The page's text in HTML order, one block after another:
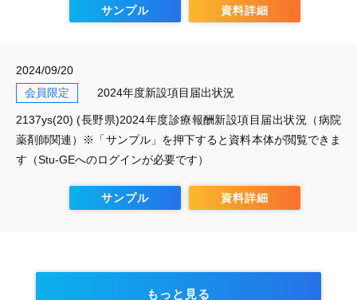
サンプル 資料詳細
2024/09/20
会員限定
2024年度新設項目届出状況
2137ys(20) (長野県)2024年度診療報酬新設項目届出状況（病院
薬剤師関連）※「サンプル」を押下すると資料本体が閲覧できま
す（Stu-GEへのログインが必要です）
サンプル 資料詳細
もっと見る